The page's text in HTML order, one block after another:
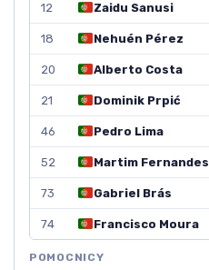
12 Zaidu Sanusi
18 Nehuén Pérez
20 Alberto Costa
21 Dominik Prpić
46 Pedro Lima
52 Martim Fernandes
73 Gabriel Brás
74 Francisco Moura
POMOCNICY